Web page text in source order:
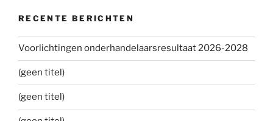
RECENTE BERICHTEN
Voorlichtingen onderhandelaarsresultaat 2026-2028
(geen titel)
(geen titel)